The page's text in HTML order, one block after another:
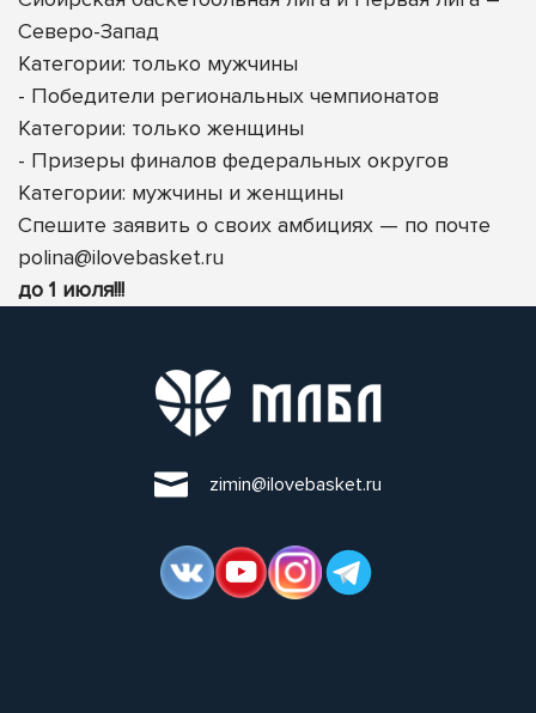
Северо-Запад
Категории: только мужчины
- Победители региональных чемпионатов
Категории: только женщины
- Призеры финалов федеральных округов
Категории: мужчины и женщины
Спешите заявить о своих амбициях — по почте
polina@ilovebasket.ru
до 1 июля!!!
zimin@ilovebasket.ru